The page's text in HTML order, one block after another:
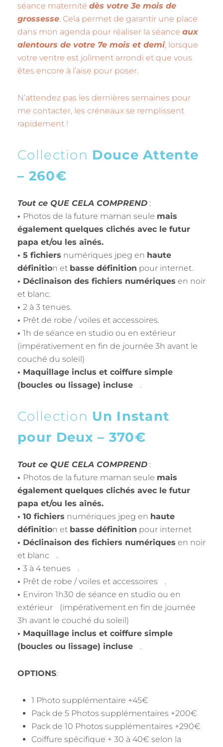
séance maternité dès votre 3e mois de
grossesse. Cela permet de garantir une place
dans mon agenda pour réaliser la séance aux
alentours de votre 7e mois et demi, lorsque
votre ventre est joliment arrondi et que vous
êtes encore à l’aise pour poser.
N’attendez pas les dernières semaines pour
me contacter, les créneaux se remplissent
rapidement !
Collection Douce Attente
– 260€
Tout ce QUE CELA COMPREND :
• Photos de la future maman seule mais
également quelques clichés avec le futur
papa et/ou les aînés.
• 5 fichiers numériques jpeg en haute
définition et basse définition pour internet.
• Déclinaison des fichiers numériques en noir
et blanc.
• 2 à 3 tenues.
• Prêt de robe / voiles et accessoires.
• 1h de séance en studio ou en extérieur
(impérativement en fin de journée 3h avant le
couché du soleil)
• Maquillage inclus et coiffure simple
(boucles ou lissage) incluse .
Collection Un Instant
pour Deux – 370€
Tout ce QUE CELA COMPREND :
• Photos de la future maman seule mais
également quelques clichés avec le futur
papa et/ou les aînés.
• 10 fichiers numériques jpeg en haute
définition et basse définition pour internet
• Déclinaison des fichiers numériques en noir
et blanc .
• 3 à 4 tenues .
• Prêt de robe / voiles et accessoires .
• Environ 1h30 de séance en studio ou en
extérieur (impérativement en fin de journée
3h avant le couché du soleil)
• Maquillage inclus et coiffure simple
(boucles ou lissage) incluse .
OPTIONS:
1 Photo supplémentaire +45€
Pack de 5 Photos supplémentaires +200€
Pack de 10 Photos supplémentaires +290€
Coiffure spécifique + 30 à 40€ selon la